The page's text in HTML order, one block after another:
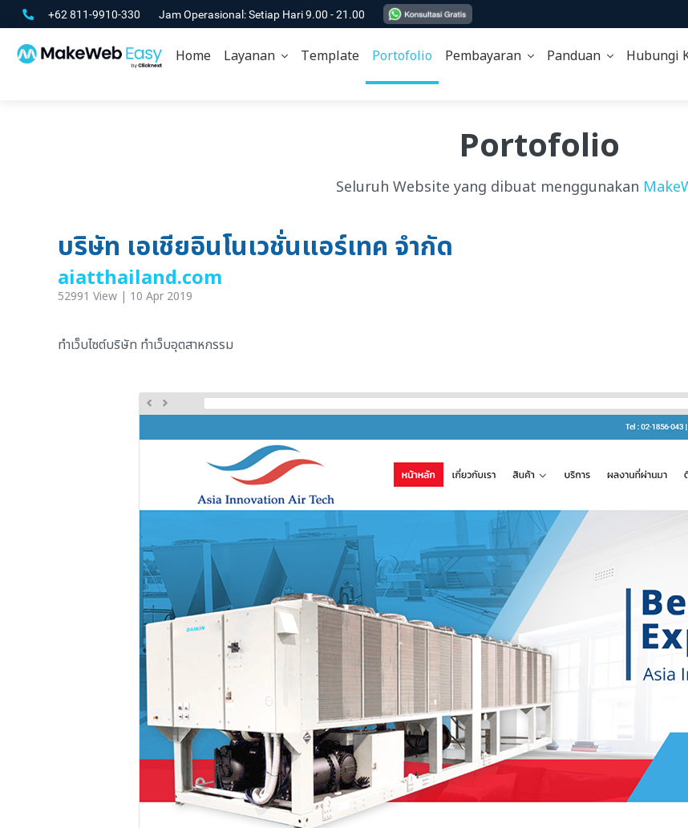
+62 811-9910-330 Jam Operasional: Setiap Hari 9.00 - 21.00
Home Layanan Template Portofolio Pembayaran Panduan Hubungi
Portofolio
Seluruh Website yang dibuat menggunakan
บริษัท เอเชียอินโนเวชั่นแอร์เทค จำกัด
aiatthailand.com
52991 View | 10 Apr 2019
ทำเว็บไซต์บริษัท ทำเว็บอุตสาหกรรม